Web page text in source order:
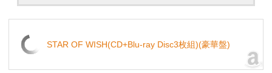
STAR OF WISH(CD+Blu-ray Disc3枚組)(豪華盤)